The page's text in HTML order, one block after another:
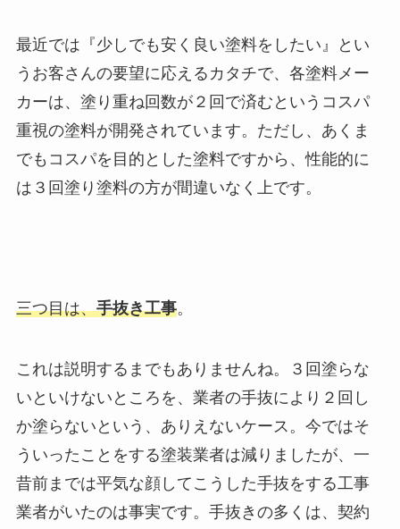
最近では『少しでも安く良い塗料をしたい』とい
うお客さんの要望に応えるカタチで、各塗料メー
カーは、塗り重ね回数が２回で済むというコスパ
重視の塗料が開発されています。 ただし、あくま
でもコスパを目的とした塗料ですから、性能的に
は３回塗り塗料の方が間違いなく上です。
三つ目は、手抜き工事。
これは説明するまでもありませんね。３回塗らな
いといけないところを、業者の手抜により２回し
か塗らないという、ありえないケース。今ではそ
ういったことをする塗装業者は減りましたが、一
昔前までは平気な顔してこうした手抜をする工事
業者がいたのは事実です。手抜きの多くは、契約